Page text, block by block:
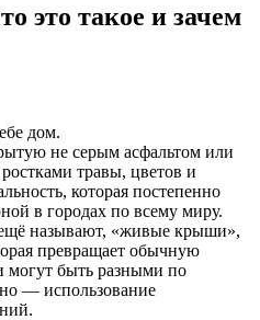
это такое и зачем
дом.
не серым асфальтом или
травы, цветов и
которая постепенно
в городах по всему миру.
называют, «живые крыши»,
превращает обычную
могут быть разными по
— использование